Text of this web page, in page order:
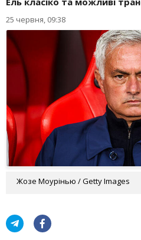
25 червня, 09:38
Жозе Моурінью / Getty Images